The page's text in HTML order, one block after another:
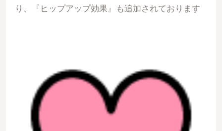
り、『ヒップアップ効果』も追加されております